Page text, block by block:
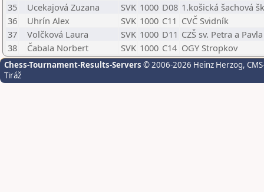
35
Ucekajová Zuzana SVK 1000 D08 1.košická šachová
36
Uhrín Alex SVK 1000 C11 CVČ Svidník
37
Volčková Laura SVK 1000 D11 CZŠ sv. Petra a
38
Čabala Norbert SVK 1000 C14 OGY Stropkov
Chess-Tournament-Results-Servers © 2006-2026 Heinz Herzog,
Tiráž